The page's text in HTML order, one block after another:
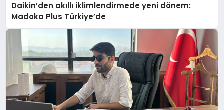
Daikin’den akıllı iklimlendirmede yeni dönem:
Madoka Plus Türkiye’de